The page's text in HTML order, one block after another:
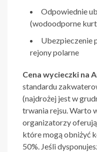
Odpowiednie
(wodoodporne
Ubezpieczenie
rejony polarne
Cena wycieczki na
standardu
(najdrożej jest w
trwania rejsu. Warto
organizatorzy oferują
które mogą obniżyć
50%. Jeśli